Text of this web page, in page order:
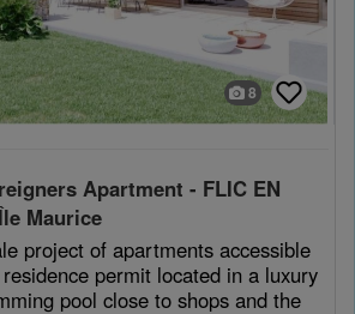
8
Apartment - FLIC EN
Maurice
project of apartments accessible
permit located in a luxury
pool close to shops and the